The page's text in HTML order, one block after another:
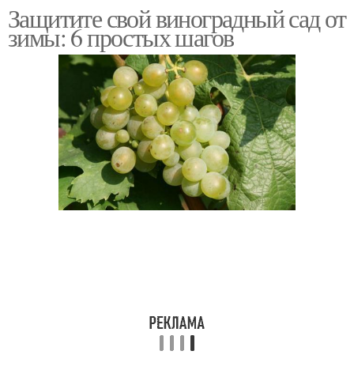
Защитите свой виноградный сад от
зимы: 6 простых шагов